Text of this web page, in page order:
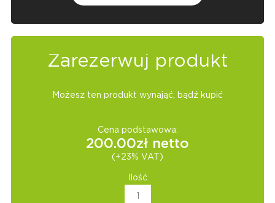
Zarezerwuj produkt
Możesz ten produkt wynająć, bądź kupić
Cena podstawowa:
200.00zł netto
(+23% VAT)
Ilość